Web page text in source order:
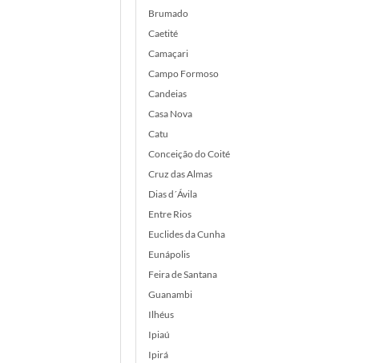
Brumado
Caetité
Camaçari
Campo Formoso
Candeias
Casa Nova
Catu
Conceição do Coité
Cruz das Almas
Dias d´Ávila
Entre Rios
Euclides da Cunha
Eunápolis
Feira de Santana
Guanambi
Ilhéus
Ipiaú
Ipirá